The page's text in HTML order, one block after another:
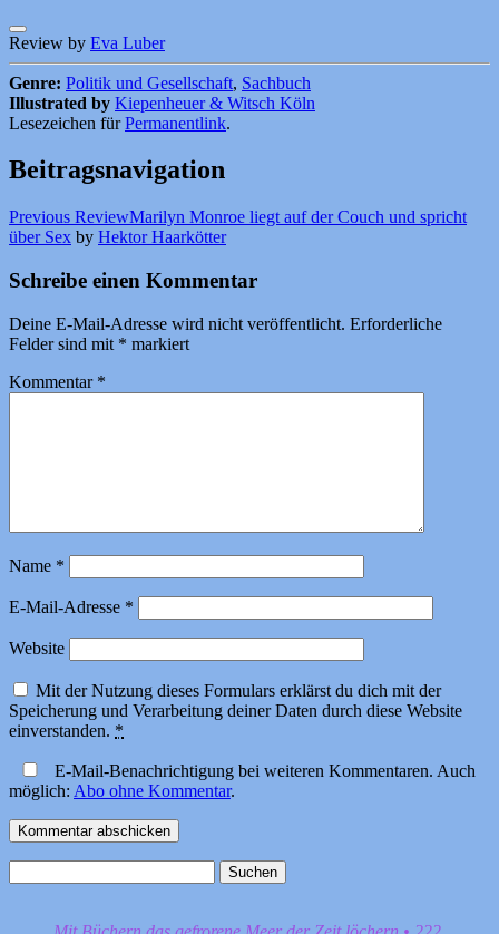
Review by Eva Luber
Genre: Politik und Gesellschaft, Sachbuch
Illustrated by Kiepenheuer & Witsch Köln
Lesezeichen fürPermanentlink.
Beitragsnavigation
Previous ReviewMarilyn Monroe liegt auf der Couch und spricht
über Sex by Hektor Haarkötter
Schreibe einen Kommentar
Deine E-Mail-Adresse wird nicht veröffentlicht. Erforderliche
Felder sind mit * markiert
Kommentar *
Name *
E-Mail-Adresse *
Website
Mit der Nutzung dieses Formulars erklärst du dich mit der
Speicherung und Verarbeitung deiner Daten durch diese Website
einverstanden. *
E-Mail-Benachrichtigung bei weiteren Kommentaren. Auch
möglich: Abo ohne Kommentar.
nach: